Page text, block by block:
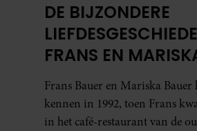
DE BIJZONDERE
FRANS EN
BAUER: OOK IN BED
ELKAARS EERSTE
Frans Bauer en Mariska Bauer
kennen in 1992, toen Frans
in het café-restaurant van de